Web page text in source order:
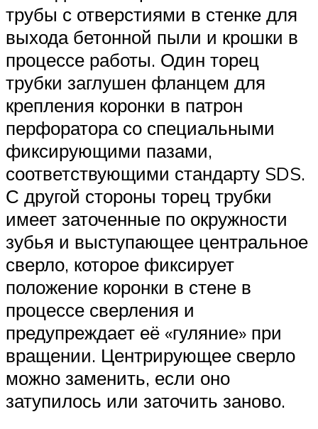
трубы с отверстиями в стенке для
выхода бетонной пыли и крошки в
процессе работы. Один торец
трубки заглушен фланцем для
крепления коронки в патрон
перфоратора со специальными
фиксирующими пазами,
соответствующими стандарту SDS.
С другой стороны торец трубки
имеет заточенные по окружности
зубья и выступающее центральное
сверло, которое фиксирует
положение коронки в стене в
процессе сверления и
предупреждает её «гуляние» при
вращении. Центрирующее сверло
можно заменить, если оно
затупилось или заточить заново.